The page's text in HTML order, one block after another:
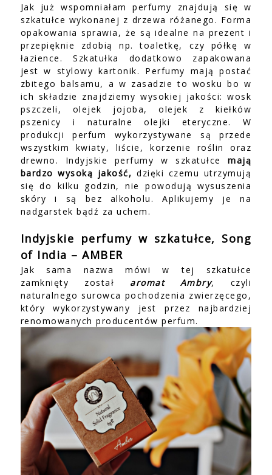
Jak już wspomniałam perfumy znajdują się w
szkatułce wykonanej z drzewa różanego. Forma
opakowania sprawia, że są idealne na prezent i
przepięknie zdobią np. toaletkę, czy półkę w
łazience. Szkatułka dodatkowo zapakowana
jest w stylowy kartonik. Perfumy mają postać
zbitego balsamu, a w zasadzie to wosku bo w
ich składzie znajdziemy wysokiej jakości: wosk
pszczeli, olejek jojoba, olejek z kiełków
pszenicy i naturalne olejki eteryczne. W
produkcji perfum wykorzystywane są przede
wszystkim kwiaty, liście, korzenie roślin oraz
drewno. Indyjskie perfumy w szkatułcemają
bardzo wysoką jakość, dzięki czemu utrzymują
się do kilku godzin, nie powodują wysuszenia
skóry i są bez alkoholu. Aplikujemy je na
nadgarstek bądź za uchem.
Indyjskie perfumy w szkatułce, Song
of India – AMBER
Jak sama nazwa mówi w tej szkatułce
zamknięty został aromat Ambry, czyli
naturalnego surowca pochodzenia zwierzęcego,
który wykorzystywany jest przez najbardziej
renomowanych producentów perfum.